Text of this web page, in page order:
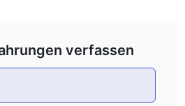
verfassen